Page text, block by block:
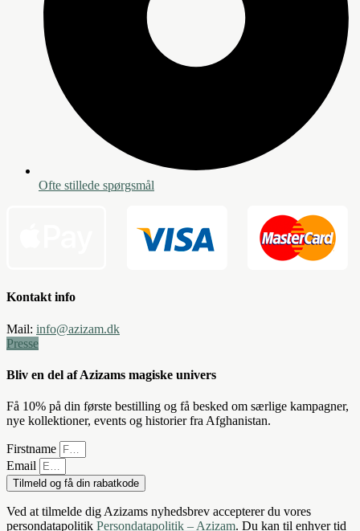
Ofte stillede spørgsmål
Kontakt info
Mail: info@azizam.dk
Presse
Bliv en del af Azizams magiske univers
Få 10% på din første bestilling og få besked om særlige kampagner,
nye kollektioner, events og historier fra Afghanistan.
Firstname
Email
Tilmeld og få din rabatkode
Ved at tilmelde dig Azizams nyhedsbrev accepterer du vores
persondatapolitik Persondatapolitik – Azizam. Du kan til enhver tid